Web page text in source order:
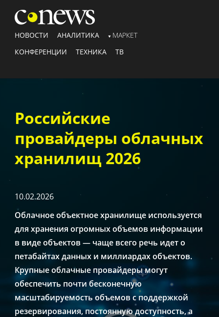
НОВОСТИ АНАЛИТИКА
МАРКЕТ
КОНФЕРЕНЦИИ
ТЕХНИКА ТВ
Российские
провайдеры облачных
хранилищ 2026
Облачное объектное хранилище используется
для хранения огромных объемов информации
в виде объектов — чаще всего речь идет о
петабайтах данных и миллиардах объектов.
Крупные облачные провайдеры могут
обеспечить почти бесконечную
масштабируемость объемов с поддержкой
резервирования, постоянную доступность, а
10.02.2026